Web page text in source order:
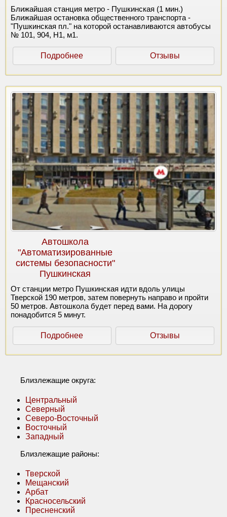
Ближайшая станция метро - Пушкинская (1 мин.)
Ближайшая остановка общественного транспорта -
"Пушкинская пл." на которой останавливаются автобусы
№ 101, 904, Н1, м1.
Подробнее Отзывы
Автошкола
"Автоматизированные
системы безопасности"
Пушкинская
От станции метро Пушкинская идти вдоль улицы
Тверской 190 метров, затем повернуть направо и пройти
50 метров. Автошкола будет перед вами. На дорогу
понадобится 5 минут.
Подробнее Отзывы
Близлежащие округа:
Центральный
Северный
Северо-Восточный
Восточный
Западный
Близлежащие районы:
Тверской
Мещанский
Арбат
Красносельский
Пресненский